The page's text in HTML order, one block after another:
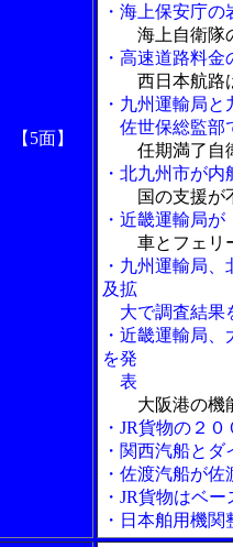
【5面】
・海上保安庁
海上自衛隊
・高速道路料
西日本航路
・九州運輸局
佐世保総監部
任期満了自
・北九州市が
国の支援が
・近畿運輸局
車とフェリ
・九州運輸局
及拡
大で調査結果
・近畿運輸局
を発
表
大阪港の機
・JR貨物の２
・関西汽船と
・佐渡汽船が
・JR貨物はベ
・日本舶用機